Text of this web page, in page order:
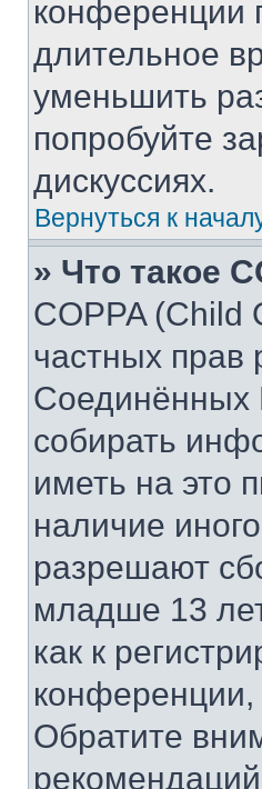
конференции
длительное
уменьшить
попробуйте
дискуссиях.
Вернуться к
» Что такое
COPPA (Child
частных прав
Соединённых
собирать
иметь на это
наличие
разрешают
младше 13
как к
конференции,
Обратите